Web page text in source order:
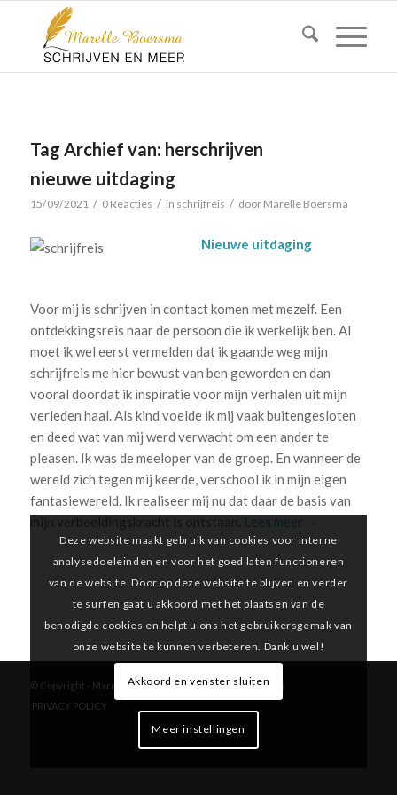
Tag Archief van: herschrijven
nieuwe uitdaging
15/09/2021 / 0 Reacties / in schrijfreis / door Marelle Boersma
Nieuwe uitdaging
Voor mij is schrijven in contact komen met mezelf. Een
ontdekkingsreis naar de persoon die ik werkelijk ben. Al
moet ik wel eerst vermelden dat ik gaande weg mijn
schrijfreis me hier bewust van ben geworden en dan
vooral doordat ik inspiratie voor mijn verhalen uit mijn
verleden haal. Als kind voelde ik mij vaak buitengesloten
en deed wat van mij werd verwacht om een ander te
pleasen. Ik was de meeloper van de groep. En wanneer de
wereld zich tegen mij keerde, verschool ik in mijn eigen
fantasiewereld. Ik realiseer mij nu dat daar de basis van
Lees meer
© Copyright - Marelle Boersma -Enfold Theme by Kriesi
PRIVACY POLICY
Deze website maakt gebruik van cookies voor interne
analysedoeleinden en voor het goed laten functioneren
van de website. Door op deze website te blijven en verder
te surfen gaat u akkoord met het plaatsen van de
benodigde cookies en helpt u ons het gebruikersgemak van
onze website te kunnen verbeteren. Dank u wel!
Akkoord en venster sluiten
Meer instellingen